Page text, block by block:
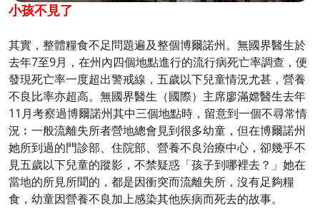
小孩不見了
其實，整體糧食不足問題遍及整個博爾諾州。無國界醫生於
去年7至9月，在州內四個地點進行的流行病死亡率調查，便
發現死亡率一度超出警戒線，五歲以下兒童情況尤甚，營養
不良比率亦超高。無國界醫生（國際）主席廖滿嫦醫生去年
11月考察過博爾諾州其中三個地點時，留意到一個不尋常情
況︰一般流離失所者營地總會見到很多幼童，但在博爾諾州
她所到過的門診部、住院部、營養不良治療中心，卻幾乎不
見五歲以下兒童的蹤影，不禁疑惑「孩子到哪裡去？」她在
當地的所見所聞的，都是因衝突而流離失所，沒有足夠糧
食，幼童因營養不良加上感染其他疾病而死去的故事。